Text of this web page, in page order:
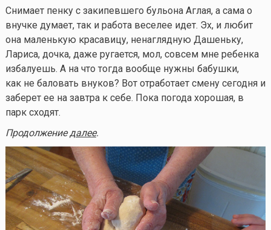
Снимает пенку с закипевшего бульона Аглая, а сама о
внучке думает, так и работа веселее идет. Эх, и любит
она маленькую красавицу, ненаглядную Дашеньку,
Лариса, дочка, даже ругается, мол, совсем мне ребенка
избалуешь. А на что тогда вообще нужны бабушки,
как не баловать внуков? Вот отработает смену сегодня и
заберет ее на завтра к себе. Пока погода хорошая, в
парк сходят.
Продолжениедалее.